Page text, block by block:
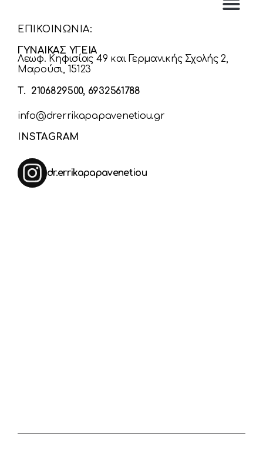
ΕΠΙΚΟΙΝΩΝΙΑ:
ΓΥΝΑΙΚΑΣ ΥΓΕΙΑ
Λεωφ. Κηφισίας 49 και Γερμανικής Σχολής 2,
Μαρούσι, 15123
Τ. 2106829500, 6932561788
info@drerrikapapavenetiou.gr
INSTAGRAM
dr.errikapapavenetiou